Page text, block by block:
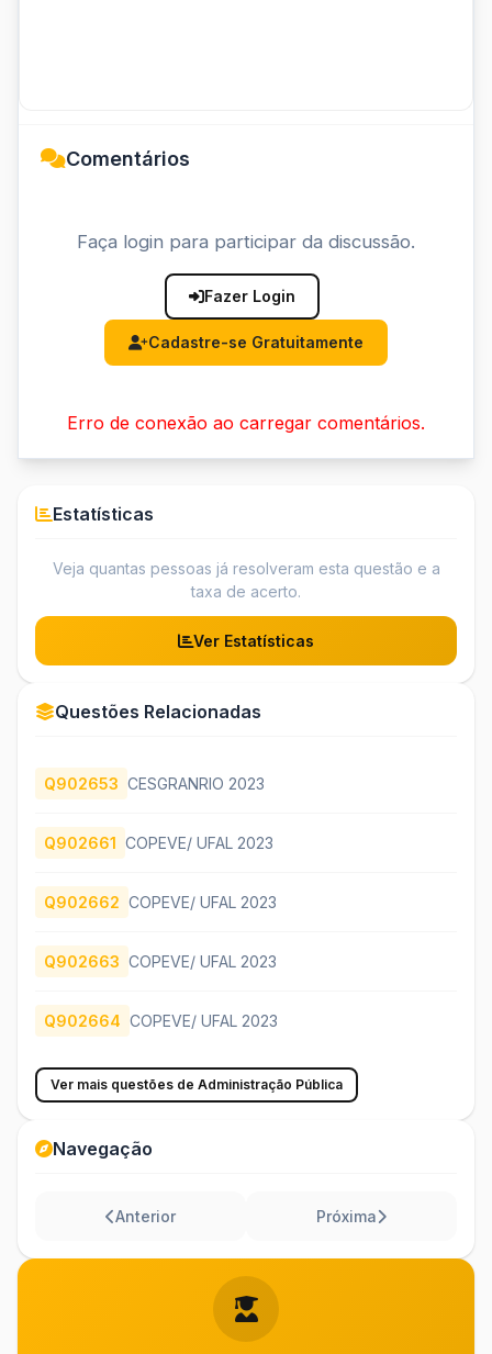
Comentários
Faça login para participar da discussão.
Fazer Login
Cadastre-se Gratuitamente
Erro de conexão ao carregar comentários.
Estatísticas
Veja quantas pessoas já resolveram esta questão e a
taxa de acerto.
Ver Estatísticas
Questões Relacionadas
Q902653 CESGRANRIO 2023
Q902661 COPEVE/ UFAL 2023
Q902662 COPEVE/ UFAL 2023
Q902663 COPEVE/ UFAL 2023
Q902664 COPEVE/ UFAL 2023
Ver mais questões de Administração Pública
Navegação
Anterior Próxima